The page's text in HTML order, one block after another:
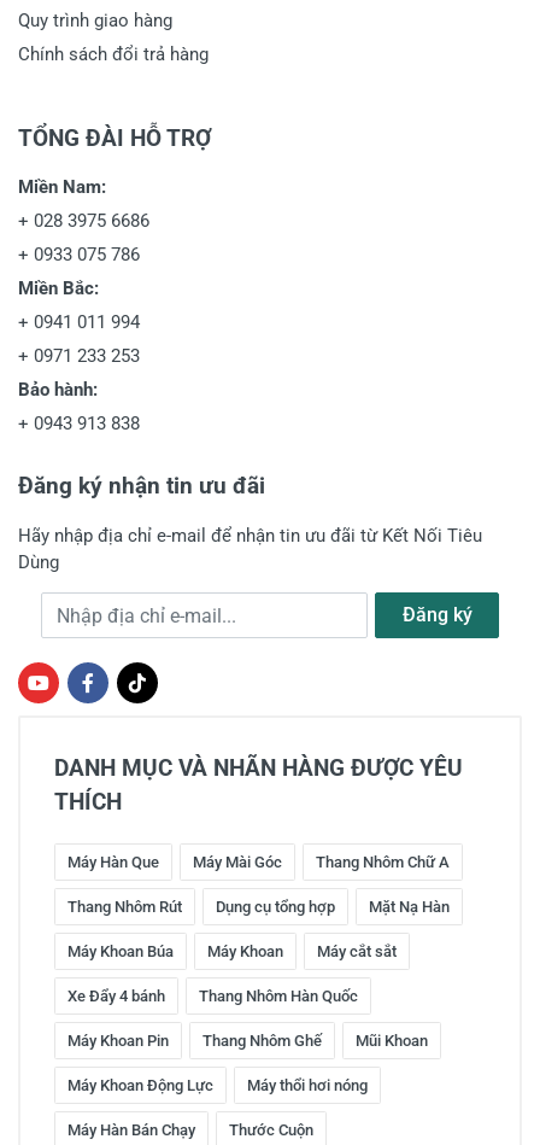
Quy trình giao hàng
Chính sách đổi trả hàng
TỔNG ĐÀI HỖ TRỢ
Miền Nam:
+ 028 3975 6686
+ 0933 075 786
Miền Bắc:
+ 0941 011 994
+ 0971 233 253
Bảo hành:
+ 0943 913 838
Đăng ký nhận tin ưu đãi
Hãy nhập địa chỉ e-mail để nhận tin ưu đãi từ Kết Nối Tiêu
Dùng
Địa chỉ e-mail Đăng ký
DANH MỤC VÀ NHÃN HÀNG ĐƯỢC YÊU
THÍCH
Máy Hàn Que Máy Mài Góc Thang Nhôm Chữ A
Thang Nhôm Rút Dụng cụ tổng hợp Mặt Nạ Hàn
Máy Khoan Búa Máy Khoan Máy cắt sắt
Xe Đẩy 4 bánh Thang Nhôm Hàn Quốc
Máy Khoan Pin Thang Nhôm Ghế Mũi Khoan
Máy Khoan Động Lực Máy thổi hơi nóng
Máy Hàn Bán Chạy Thước Cuộn